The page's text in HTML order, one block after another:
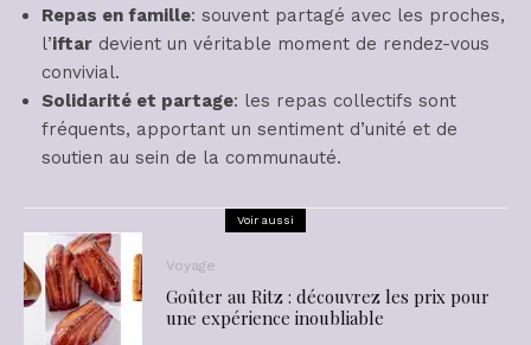
Repas en famille: souvent partagé avec les proches,
l’iftar devient un véritable moment de rendez-vous
convivial.
Solidarité et partage: les repas collectifs sont
fréquents, apportant un sentiment d’unité et de
soutien au sein de la communauté.
Voir aussi
Voyage
Goûter au Ritz : découvrez les prix pour
une expérience inoubliable